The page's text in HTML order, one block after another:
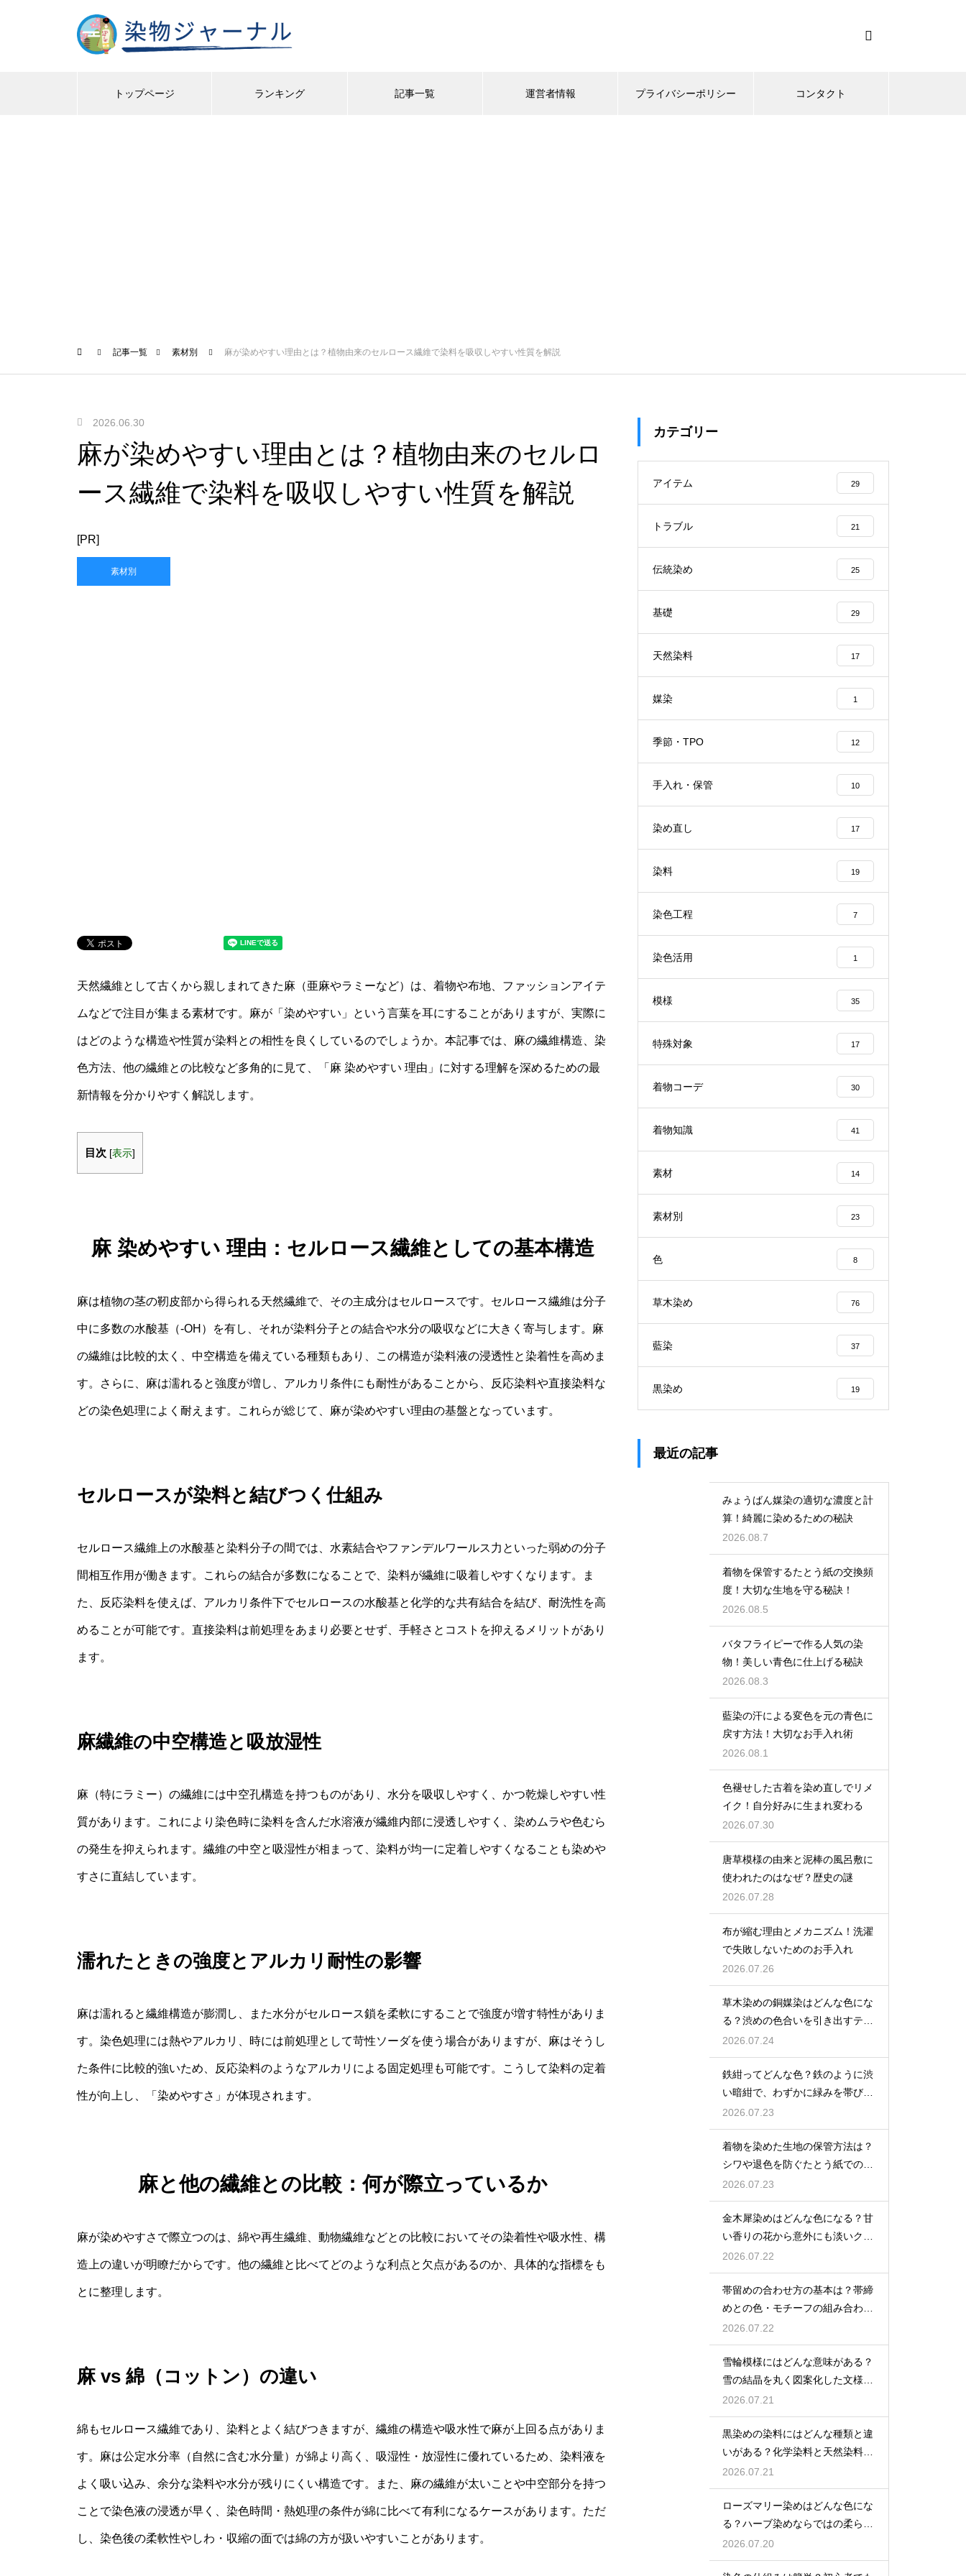
トップページ ランキング 記事一覧 運営者情報 プライバシーポリシー コンタクト
記事一覧 素材別 麻が染めやすい理由とは？植物由来のセルロース繊維で染料を吸収しやすい性質を解説
2026.06.30
麻が染めやすい理由とは？植物由来のセルロ
ース繊維で染料を吸収しやすい性質を解説
[PR]
素材別
天然繊維として古くから親しまれてきた麻（亜麻やラミーなど）は、着物や布地、ファッションアイテ
ムなどで注目が集まる素材です。麻が「染めやすい」という言葉を耳にすることがありますが、実際に
はどのような構造や性質が染料との相性を良くしているのでしょうか。本記事では、麻の繊維構造、染
色方法、他の繊維との比較など多角的に見て、「麻 染めやすい 理由」に対する理解を深めるための最
新情報を分かりやすく解説します。
目次 [表示]
麻 染めやすい 理由：セルロース繊維としての基本構造
麻は植物の茎の靭皮部から得られる天然繊維で、その主成分はセルロースです。セルロース繊維は分子
中に多数の水酸基（-OH）を有し、それが染料分子との結合や水分の吸収などに大きく寄与します。麻
の繊維は比較的太く、中空構造を備えている種類もあり、この構造が染料液の浸透性と染着性を高めま
す。さらに、麻は濡れると強度が増し、アルカリ条件にも耐性があることから、反応染料や直接染料な
どの染色処理によく耐えます。これらが総じて、麻が染めやすい理由の基盤となっています。
セルロースが染料と結びつく仕組み
セルロース繊維上の水酸基と染料分子の間では、水素結合やファンデルワールス力といった弱めの分子
間相互作用が働きます。これらの結合が多数になることで、染料が繊維に吸着しやすくなります。ま
た、反応染料を使えば、アルカリ条件下でセルロースの水酸基と化学的な共有結合を結び、耐洗性を高
めることが可能です。直接染料は前処理をあまり必要とせず、手軽さとコストを抑えるメリットがあり
ます。
麻繊維の中空構造と吸放湿性
麻（特にラミー）の繊維には中空孔構造を持つものがあり、水分を吸収しやすく、かつ乾燥しやすい性
質があります。これにより染色時に染料を含んだ水溶液が繊維内部に浸透しやすく、染めムラや色むら
の発生を抑えられます。繊維の中空と吸湿性が相まって、染料が均一に定着しやすくなることも染めや
すさに直結しています。
濡れたときの強度とアルカリ耐性の影響
麻は濡れると繊維構造が膨潤し、また水分がセルロース鎖を柔軟にすることで強度が増す特性がありま
す。染色処理には熱やアルカリ、時には前処理として苛性ソーダを使う場合がありますが、麻はそうし
た条件に比較的強いため、反応染料のようなアルカリによる固定処理も可能です。こうして染料の定着
性が向上し、「染めやすさ」が体現されます。
麻と他の繊維との比較：何が際立っているか
麻が染めやすさで際立つのは、綿や再生繊維、動物繊維などとの比較においてその染着性や吸水性、構
造上の違いが明瞭だからです。他の繊維と比べてどのような利点と欠点があるのか、具体的な指標をも
とに整理します。
麻 vs 綿（コットン）の違い
綿もセルロース繊維であり、染料とよく結びつきますが、繊維の構造や吸水性で麻が上回る点がありま
す。麻は公定水分率（自然に含む水分量）が綿より高く、吸湿性・放湿性に優れているため、染料液を
よく吸い込み、余分な染料や水分が残りにくい構造です。また、麻の繊維が太いことや中空部分を持つ
ことで染色液の浸透が早く、染色時間・熱処理の条件が綿に比べて有利になるケースがあります。ただ
し、染色後の柔軟性やしわ・収縮の面では綿の方が扱いやすいことがあります。
カテゴリー
アイテム 29
トラブル 21
伝統染め 25
基礎 29
天然染料 17
媒染 1
季節・TPO 12
手入れ・保管 10
染め直し 17
染料 19
染色工程 7
染色活用 1
模様 35
特殊対象 17
着物コーデ 30
着物知識 41
素材 14
素材別 23
色 8
草木染め 76
藍染 37
黒染め 19
最近の記事
みょうばん媒染の適切な濃度と計
算！綺麗に染めるための秘訣
2026.08.7
着物を保管するたとう紙の交換頻
度！大切な生地を守る秘訣！
2026.08.5
バタフライピーで作る人気の染
物！美しい青色に仕上げる秘訣
2026.08.3
藍染の汗による変色を元の青色に
戻す方法！大切なお手入れ術
2026.08.1
色褪せした古着を染め直しでリメ
イク！自分好みに生まれ変わる
2026.07.30
唐草模様の由来と泥棒の風呂敷に
使われたのはなぜ？歴史の謎
2026.07.28
布が縮む理由とメカニズム！洗濯
で失敗しないためのお手入れ
2026.07.26
草木染めの銅媒染はどんな色にな
る？渋めの色合いを引き出すテク
ニック
2026.07.24
鉄紺ってどんな色？鉄のように渋
い暗紺で、わずかに緑みを帯びた
伝統色を解説
2026.07.23
着物を染めた生地の保管方法は？
シワや退色を防ぐたとう紙での保
存術
2026.07.23
金木犀染めはどんな色になる？甘
い香りの花から意外にも淡いクリ
ーム色〜ベージュに染まる
2026.07.22
帯留めの合わせ方の基本は？帯締
めとの色・モチーフの組み合わせ
で失敗しないコツを解説
2026.07.22
雪輪模様にはどんな意味がある？
雪の結晶を丸く図案化した文様に
清浄と豊年への願いを込めた意味
を解説
2026.07.21
黒染めの染料にはどんな種類と違
いがある？化学染料と天然染料そ
れぞれの特徴を詳しく解説
2026.07.21
ローズマリー染めはどんな色にな
る？ハーブ染めならではの柔らか
な黄緑〜ベージュ系の色合い
2026.07.20